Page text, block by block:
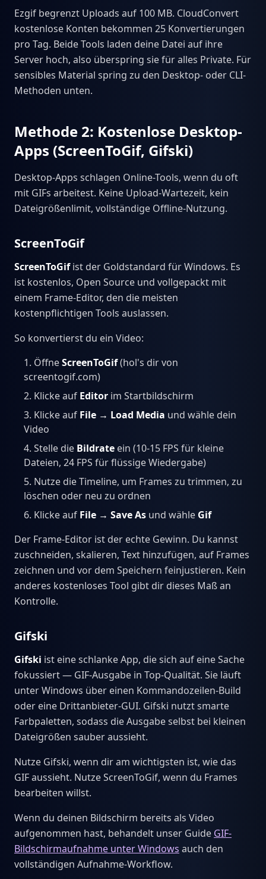
Ezgif begrenzt Uploads auf 100 MB. CloudConvert
kostenlose Konten bekommen 25 Konvertierungen
pro Tag. Beide Tools laden deine Datei auf ihre
Server hoch, also überspring sie für alles Private. Für
sensibles Material spring zu den Desktop- oder CLI-
Methoden unten.
Methode 2: Kostenlose Desktop-
Apps (ScreenToGif, Gifski)
Desktop-Apps schlagen Online-Tools, wenn du oft
mit GIFs arbeitest. Keine Upload-Wartezeit, kein
Dateigrößenlimit, vollständige Offline-Nutzung.
ScreenToGif
ScreenToGifist der Goldstandard für Windows. Es
ist kostenlos, Open Source und vollgepackt mit
einem Frame-Editor, den die meisten
kostenpflichtigen Tools auslassen.
So konvertierst du ein Video:
ÖffneScreenToGif(hol's dir von
screentogif.com)
Klicke auf Editor im Startbildschirm
Klicke auf File → Load Media und wähle dein
Video
Stelle die Bildrate ein (10-15 FPS für kleine
Dateien, 24 FPS für flüssige Wiedergabe)
Nutze die Timeline, um Frames zu trimmen, zu
löschen oder neu zu ordnen
Klicke auf File → Save As und wähle Gif
Der Frame-Editor ist der echte Gewinn. Du kannst
zuschneiden, skalieren, Text hinzufügen, auf Frames
zeichnen und vor dem Speichern feinjustieren. Kein
anderes kostenloses Tool gibt dir dieses Maß an
Kontrolle.
Gifski
Gifski ist eine schlanke App, die sich auf eine Sache
fokussiert — GIF-Ausgabe in Top-Qualität. Sie läuft
unter Windows über einen Kommandozeilen-Build
oder eine Drittanbieter-GUI. Gifski nutzt smarte
Farbpaletten, sodass die Ausgabe selbst bei kleinen
Dateigrößen sauber aussieht.
Nutze Gifski, wenn dir am wichtigsten ist, wie das
GIF aussieht. Nutze ScreenToGif, wenn du Frames
bearbeiten willst.
Wenn du deinen Bildschirm bereits als Video
aufgenommen hast, behandelt unser Guide GIF-
Bildschirmaufnahme unter Windows auch den
vollständigen Aufnahme-Workflow.